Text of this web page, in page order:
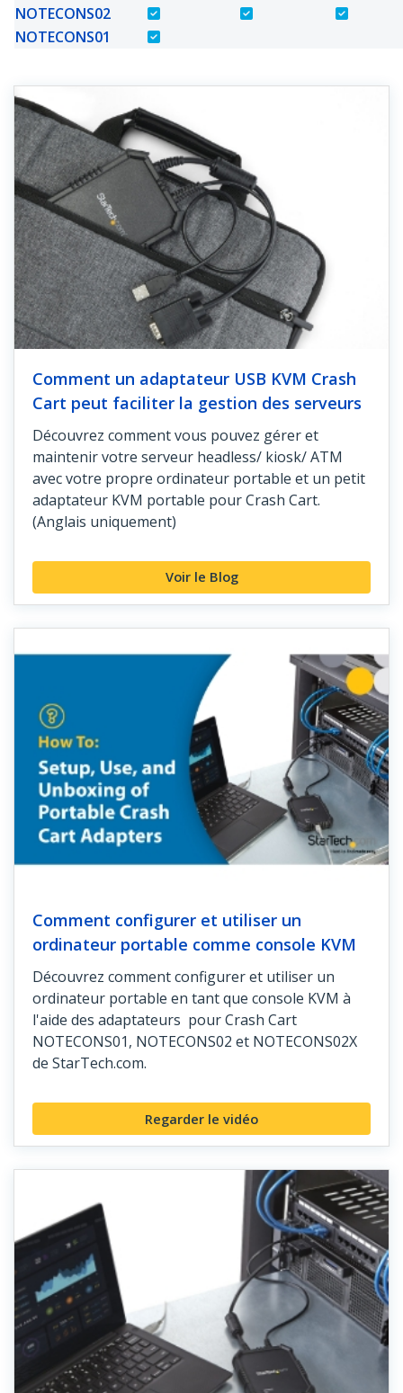
NOTECONS02
NOTECONS01
Comment un adaptateur USB KVM Crash
Cart peut faciliter la gestion des serveurs
Découvrez comment vous pouvez gérer et
maintenir votre serveur headless/ kiosk/ ATM
avec votre propre ordinateur portable et un petit
adaptateur KVM portable pour Crash Cart.
(Anglais uniquement)
Voir le Blog
Comment configurer et utiliser un
ordinateur portable comme console KVM
Découvrez comment configurer et utiliser un
ordinateur portable en tant que console KVM à
l'aide des adaptateurs pour Crash Cart
NOTECONS01, NOTECONS02 et NOTECONS02X
de StarTech.com.
Regarder le vidéo